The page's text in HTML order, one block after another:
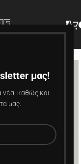
μας!
νέα, καθώς και
μας.